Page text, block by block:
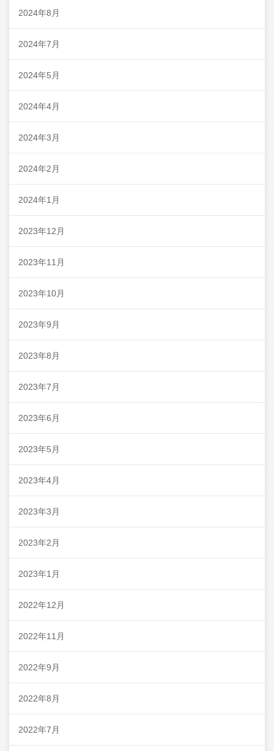
2024年8月
2024年7月
2024年5月
2024年4月
2024年3月
2024年2月
2024年1月
2023年12月
2023年11月
2023年10月
2023年9月
2023年8月
2023年7月
2023年6月
2023年5月
2023年4月
2023年3月
2023年2月
2023年1月
2022年12月
2022年11月
2022年9月
2022年8月
2022年7月